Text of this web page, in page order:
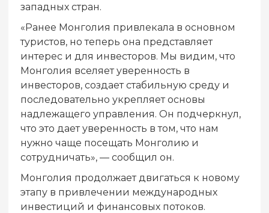
западных стран.
«Ранее Монголия привлекала в основном
туристов, но теперь она представляет
интерес и для инвесторов. Мы видим, что
Монголия вселяет уверенность в
инвесторов, создает стабильную среду и
последовательно укрепляет основы
надлежащего управления. Он подчеркнул,
что это дает уверенность в том, что нам
нужно чаще посещать Монголию и
сотрудничать», — сообщил он.
Монголия продолжает двигаться к новому
этапу в привлечении международных
инвестиций и финансовых потоков.